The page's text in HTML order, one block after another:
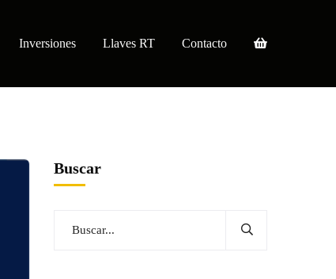
Inversiones Llaves RT Contacto
Buscar